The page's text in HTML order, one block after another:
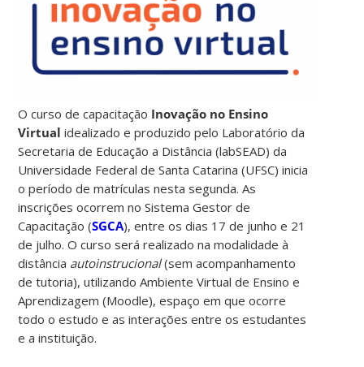
O curso de capacitação Inovação no Ensino
Virtual idealizado e produzido pelo Laboratório da
Secretaria de Educação a Distância (labSEAD) da
Universidade Federal de Santa Catarina (UFSC) inicia
o período de matrículas nesta segunda. As
inscrições ocorrem no Sistema Gestor de
Capacitação (SGCA), entre os dias 17 de junho e 21
de julho. O curso será realizado na modalidade à
distância autoinstrucional(sem acompanhamento
de tutoria), utilizando Ambiente Virtual de Ensino e
Aprendizagem (Moodle), espaço em que ocorre
todo o estudo e as interações entre os estudantes
e a instituição.